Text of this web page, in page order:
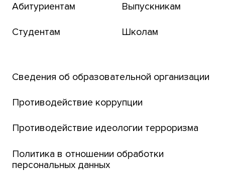
Транссибирский научный путь
Парк социогуманитарных технологий ТГУ
Английский для всех
ТГУ
Интернет-лицей
Открытые онлайн-курсы (MOOCs)
Абитуриентам
Студентам
Выпускникам
Школам
Сведения об образовательной организации
Противодействие коррупции
Противодействие идеологии терроризма
Политика в отношении обработки
персональных данных